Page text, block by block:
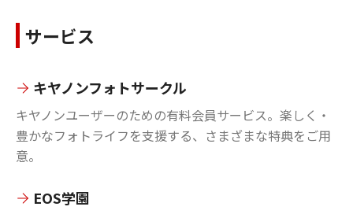
サービス
キヤノンフォトサークル
キヤノンユーザーのための有料会員サービス。楽しく・
豊かなフォトライフを支援する、さまざまな特典をご用
意。
EOS学園